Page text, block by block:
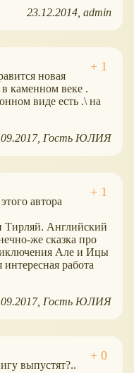
23.12.2014 admin
новая
каменном веке .
виде есть .\ на
Гость ЮЛИЯ
автора
Тирляй. Английский
же сказка про
Але и Ицы
работа
Гость ЮЛИЯ
выпустят?..